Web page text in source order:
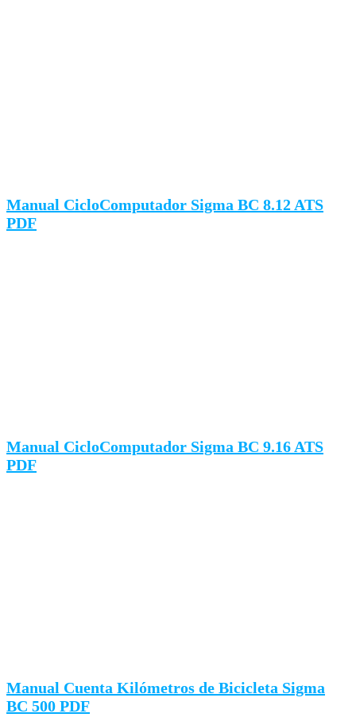
Manual CicloComputador Sigma BC 8.12 ATS
PDF
Manual CicloComputador Sigma BC 9.16 ATS
PDF
Manual Cuenta Kilómetros de Bicicleta Sigma
BC 500 PDF